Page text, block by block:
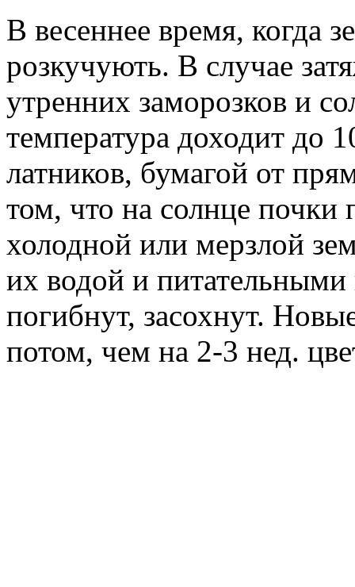
В весеннее время, когда
розкучують. В случае
утренних заморозков и
температура доходит
латников, бумагой от
том, что на солнце почки
холодной или мерзлой
их водой и
погибнут, засохнут.
потом, чем на 2-3 нед.